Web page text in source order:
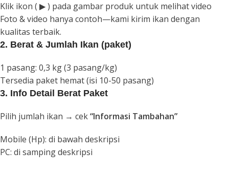
Klik ikon ( ▶︎ ) pada gambar produk untuk melihat video
Foto & video hanya contoh—kami kirim ikan dengan
kualitas terbaik.
2. Berat & Jumlah Ikan (paket)
1 pasang: 0,3 kg (3 pasang/kg)
Tersedia paket hemat (isi 10-50 pasang)
3. Info Detail Berat Paket
Pilih jumlah ikan → cek“Informasi Tambahan”
Mobile (Hp): di bawah deskripsi
PC: di samping deskripsi